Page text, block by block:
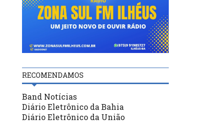
RECOMENDAMOS
Band Notícias
Diário Eletrônico da Bahia
Diário Eletrônico da União